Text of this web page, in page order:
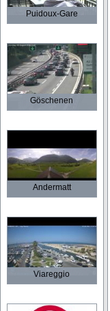
Puidoux-Gare
Göschenen
Andermatt
Viareggio